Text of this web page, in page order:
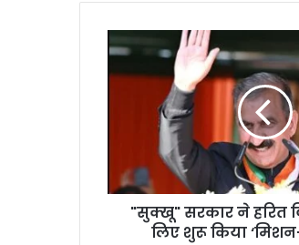
"सुक्खू" सरकार ने हरित
लिए शुरू किया